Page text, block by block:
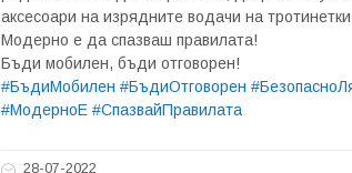
аксесоари на изрядните водачи на
Модерно е да спазваш правилата!
Бъди мобилен, бъди отговорен!
#БъдиМобилен #БъдиОтговорен
#МодерноЕ #СпазвайПравилата
28-07-2022